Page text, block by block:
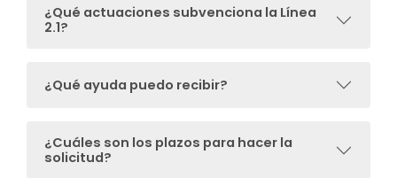
¿Qué actuaciones subvenciona la Línea
2.1?
¿Qué ayuda puedo recibir?
¿Cuáles son los plazos para hacer la
solicitud?